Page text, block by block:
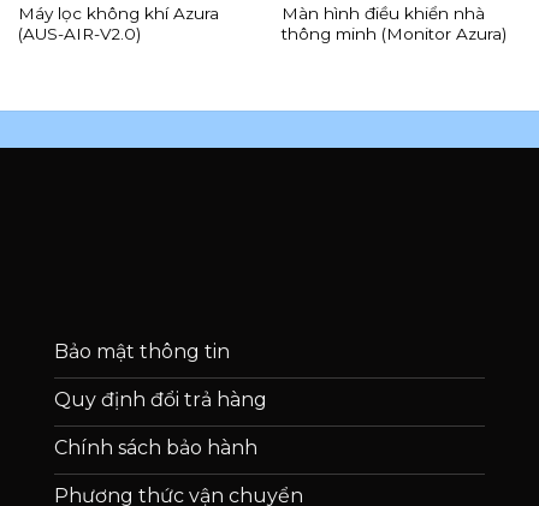
Máy lọc không khí Azura
(AUS-AIR-V2.0)
Màn hình điều khiển nhà
thông minh (Monitor Azura)
Bảo mật thông tin
Quy định đổi trả hàng
Chính sách bảo hành
Phương thức vận chuyển